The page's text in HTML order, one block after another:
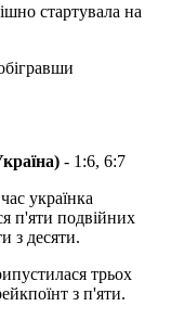
стартувала на
- 1:6, 6:7
українка
п'яти подвійних
з десяти.
трьох
з п'яти.